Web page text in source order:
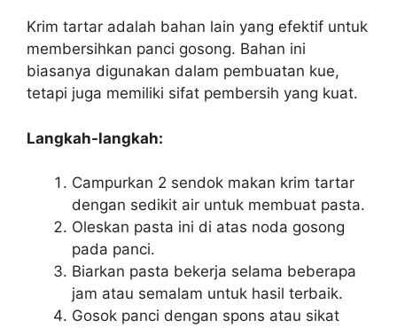
Krim tartar adalah bahan lain yang efektif untuk
membersihkan panci gosong. Bahan ini
biasanya digunakan dalam pembuatan kue,
tetapi juga memiliki sifat pembersih yang kuat.
Langkah-langkah:
Campurkan 2 sendok makan krim tartar
dengan sedikit air untuk membuat pasta.
Oleskan pasta ini di atas noda gosong
pada panci.
Biarkan pasta bekerja selama beberapa
jam atau semalam untuk hasil terbaik.
Gosok panci dengan spons atau sikat